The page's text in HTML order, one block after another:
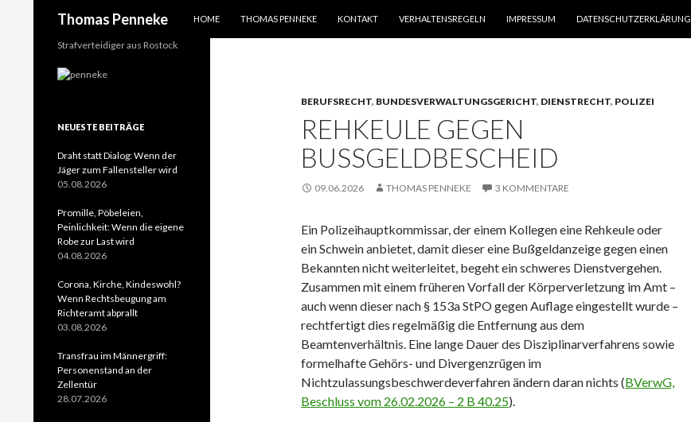
Thomas Penneke
HOME
THOMAS PENNEKE KONTAKT VERHALTENSREGELN IMPRESSUM DATENSCHUTZERKLÄRUNG
BERUFSRECHT, BUNDESVERWALTUNGSGERICHT, DIENSTRECHT, POLIZEI
REHKEULE GEGEN
BUSSGELDBESCHEID
09.06.2026 THOMAS PENNEKE 3 KOMMENTARE
Ein Polizeihauptkommissar, der einem Kollegen eine Rehkeule oder
ein Schwein anbietet, damit dieser eine Bußgeldanzeige gegen einen
Bekannten nicht weiterleitet, begeht ein schweres Dienstvergehen.
Zusammen mit einem früheren Vorfall der Körperverletzung im Amt –
auch wenn dieser nach § 153a StPO gegen Auflage eingestellt wurde –
rechtfertigt dies regelmäßig die Entfernung aus dem
Beamtenverhältnis. Eine lange Dauer des Disziplinarverfahrens sowie
formelhafte Gehörs- und Divergenzrügen im
Nichtzulassungsbeschwerdeverfahren ändern daran nichts (BVerwG,
Beschluss vom 26.02.2026 – 2 B 40.25).
Strafverteidiger aus Rostock
NEUESTE BEITRÄGE
Draht statt Dialog: Wenn der
Jäger zum Fallensteller wird
05.08.2026
Promille, Pöbeleien,
Peinlichkeit: Wenn die eigene
Robe zur Last wird
04.08.2026
Corona, Kirche, Kindeswohl?
Wenn Rechtsbeugung am
Richteramt abprallt
03.08.2026
Transfrau im Männergriff:
Personenstand an der
Zellentür
28.07.2026